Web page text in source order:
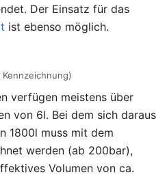
Der Einsatz für das
ist ebenso möglich.
verfügen meistens über
von 6l. Bei dem sich daraus
1800l muss mit dem
werden (ab 200bar),
Volumen von ca.